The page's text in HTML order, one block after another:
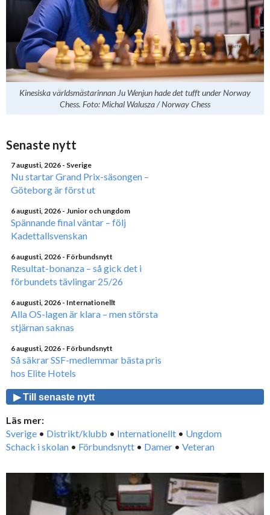
Kinesiska världsmästarinnan Ju Wenjun hade det tufft under Norway
Chess. Foto: Michal Walusza / Norway Chess
Senaste nytt
7 augusti, 2026 - Sverige
Nu startar Grand Prix-säsongen –
Göteborg är först ut
6 augusti, 2026 - Junior och ungdom
Spännande final väntar – följ
Kadettallsvenskan
6 augusti, 2026 - Förbundsnytt
Resultat-bonanza – så gick det i
förbundets tävlingar 25/26
6 augusti, 2026 - Internationellt
Alla OS-lagen är klara – men största
stjärnan saknas
6 augusti, 2026 - Förbundsnytt
Så säkrar SSF-medlemmar bästa pris
hos Elite Hotels
▶ Till senaste nytt
Läs mer:
Sverige • Distrikt/klubb • Internationellt • Ungdom
Schack i skolan • Förbundsnytt • Damer • Veteran